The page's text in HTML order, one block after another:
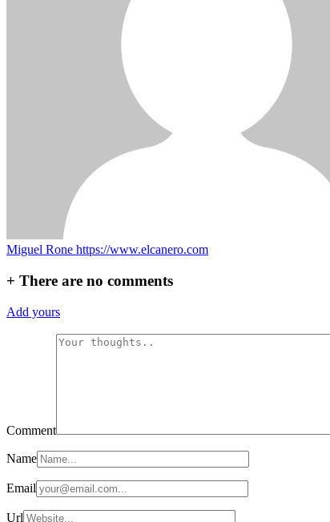
Miguel Rone https://www.elcanero.com
+ There are no comments
Add yours
Comment
Name
Email
Url